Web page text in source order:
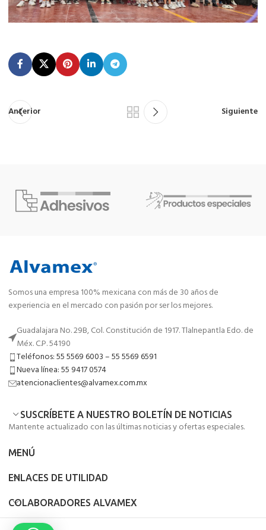
Anterior Siguiente
Somos una empresa 100% mexicana con más de 30 años de
experiencia en el mercado con pasión por ser los mejores.
Guadalajara No. 29B, Col. Constitución de 1917. Tlalnepantla Edo. de
Méx. C.P. 54190
Teléfonos: 55 5569 6003 – 55 5569 6591
Nueva línea: 55 9417 0574
atencionaclientes@alvamex.com.mx
SUSCRÍBETE A NUESTRO BOLETÍN DE NOTICIAS
Mantente actualizado con las últimas noticias y ofertas especiales.
MENÚ
ENLACES DE UTILIDAD
COLABORADORES ALVAMEX